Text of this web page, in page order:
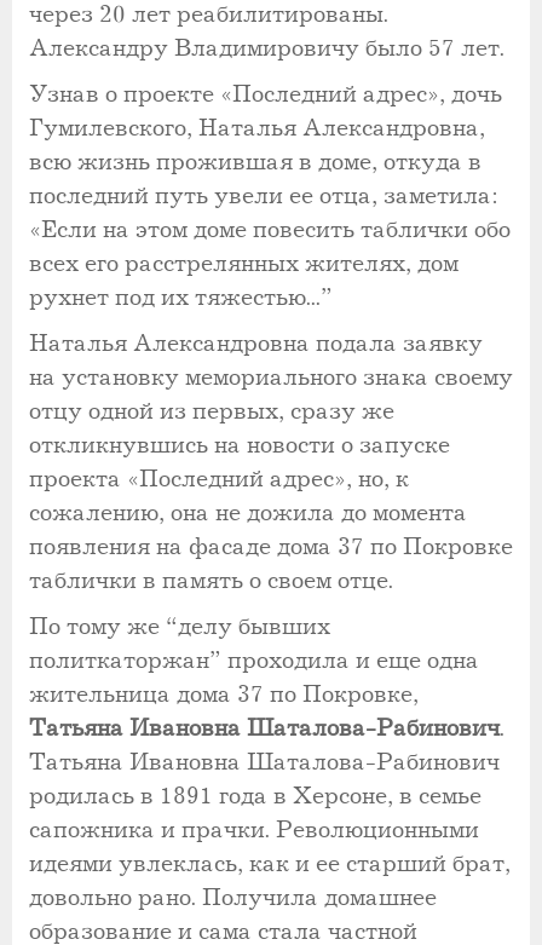
через 20 лет реабилитированы.
Александру Владимировичу было 57 лет.
Узнав о проекте «Последний адрес», дочь
Гумилевского, Наталья Александровна,
всю жизнь прожившая в доме, откуда в
последний путь увели ее отца, заметила:
«Если на этом доме повесить таблички обо
всех его расстрелянных жителях, дом
рухнет под их тяжестью...”
Наталья Александровна подала заявку
на установку мемориального знака своему
отцу одной из первых, сразу же
откликнувшись на новости о запуске
проекта «Последний адрес», но, к
сожалению, она не дожила до момента
появления на фасаде дома 37 по Покровке
таблички в память о своем отце.
По тому же “делу бывших
политкаторжан” проходила и еще одна
жительница дома 37 по Покровке,
Татьяна Ивановна Шаталова-Рабинович.
Татьяна Ивановна Шаталова-Рабинович
родилась в 1891 года в Херсоне, в семье
сапожника и прачки. Революционными
идеями увлеклась, как и ее старший брат,
довольно рано. Получила домашнее
образование и сама стала частной